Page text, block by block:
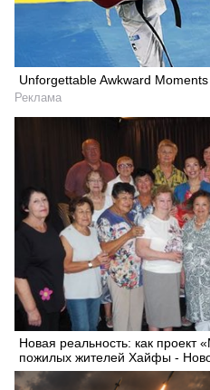
Unforgettable Awkward
Реклама
Новая реальность: как проект
пожилых жителей Хайфы -